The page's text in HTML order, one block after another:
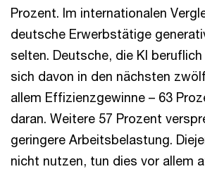
Prozent. Im internationalen
deutsche Erwerbstätige
selten. Deutsche, die KI
sich davon in den nächsten
allem Effizienzgewinne – 63
daran. Weitere 57 Prozent
geringere Arbeitsbelastung.
nicht nutzen, tun dies vor allem